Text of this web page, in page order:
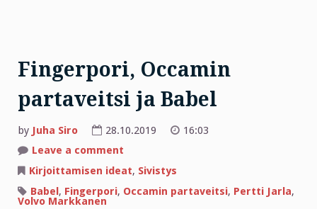
Fingerpori, Occamin
partaveitsi ja Babel
by Juha Siro 28.10.2019
16:03
Leave a comment
Occamin
partaveitsi
ja
Kirjoittamisen ideat, Sivistys
Babel, Fingerpori, Occamin partaveitsi, Pertti Jarla,
Volvo Markkanen